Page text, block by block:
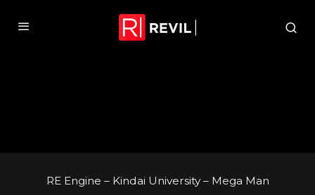
RE Engine – Kindai University – Mega Man